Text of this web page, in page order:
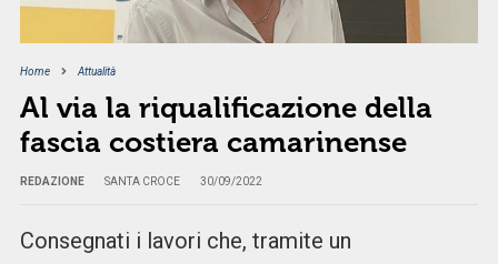
Home Attualità
Al via la riqualificazione della
fascia costiera camarinense
REDAZIONE SANTA CROCE 30/09/2022
Consegnati i lavori che, tramite un